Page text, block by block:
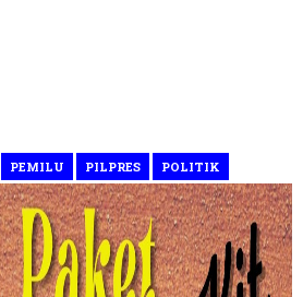
PEMILU PILPRES POLITIK